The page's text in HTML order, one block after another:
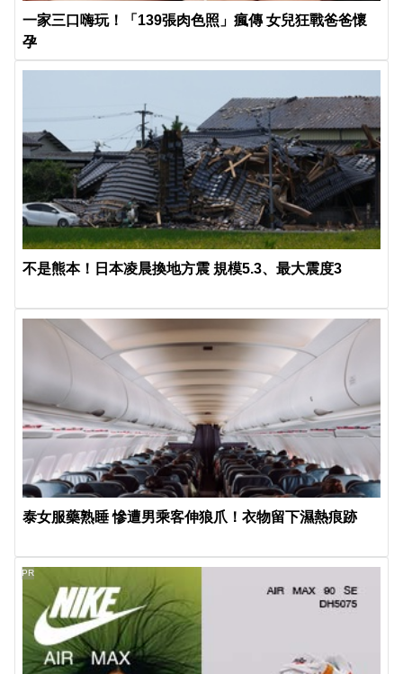
一家三口嗨玩！「139張肉色照」瘋傳 女兒狂戰爸爸懷
孕
不是熊本！日本凌晨換地方震 規模5.3、最大震度3
泰女服藥熟睡 慘遭男乘客伸狼爪！衣物留下濕熱痕跡
PR